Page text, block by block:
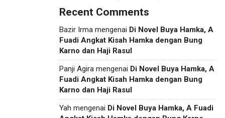
Recent Comments
Bazir Irma mengenai Di Novel Buya Hamka, A
Fuadi Angkat Kisah Hamka dengan Bung
Karno dan Haji Rasul
Panji Agira mengenai Di Novel Buya Hamka, A
Fuadi Angkat Kisah Hamka dengan Bung
Karno dan Haji Rasul
Yah mengenai Di Novel Buya Hamka, A Fuadi